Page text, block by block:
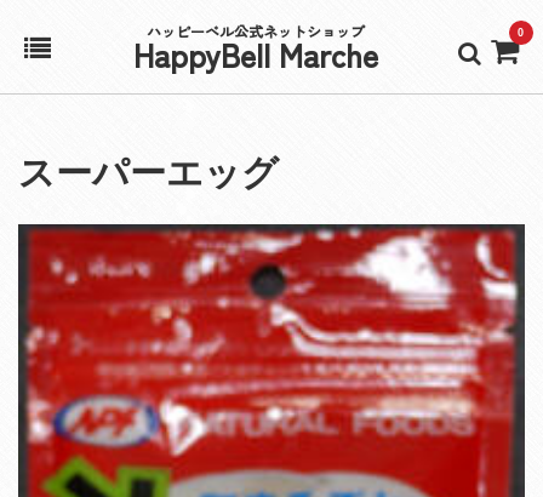
ハッピーベル公式ネットショップ
HappyBell Marche 0
アカウント
スーパーエッグ